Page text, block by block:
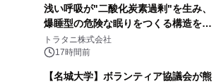
浅い呼吸が"二酸化炭素過剰"を生み、
爆睡型の危険な眠りをつくる構造を解
説
トラタニ株式会社
17時間前
【名城大学】ボランティア協議会が熊